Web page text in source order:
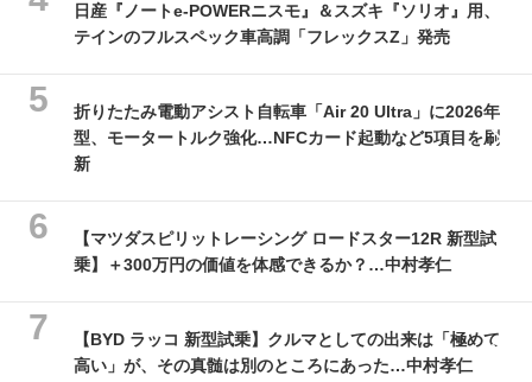
日産『ノートe-POWERニスモ』＆スズキ『ソリオ』用、
テインのフルスペック車高調「フレックスZ」発売
折りたたみ電動アシスト自転車「Air 20 Ultra」に2026年
型、モータートルク強化…NFCカード起動など5項目を刷
新
【マツダスピリットレーシング ロードスター12R 新型試
乗】＋300万円の価値を体感できるか？…中村孝仁
【BYD ラッコ 新型試乗】クルマとしての出来は「極めて
高い」が、その真髄は別のところにあった…中村孝仁